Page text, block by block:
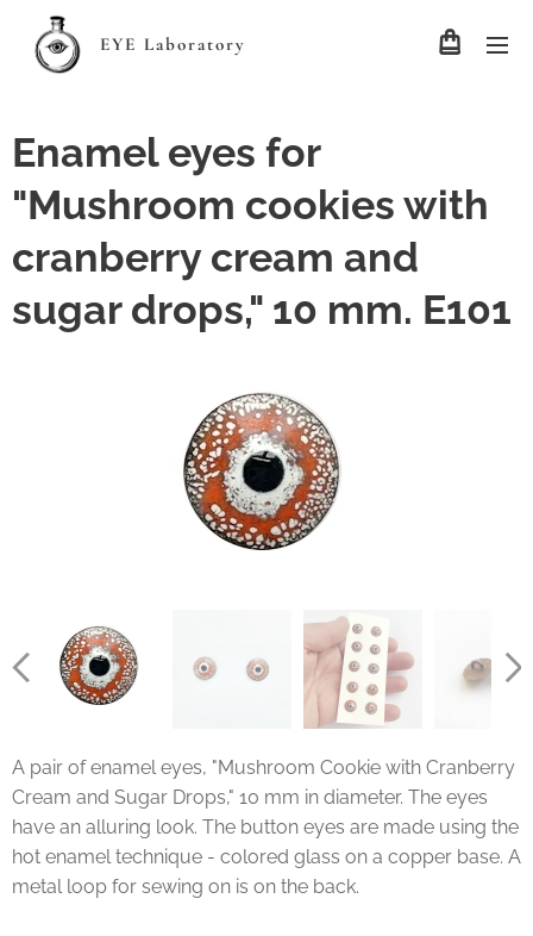
EYE Laboratory
Enamel eyes for
"Mushroom cookies with
cranberry cream and
sugar drops," 10 mm. E101
A pair of enamel eyes, "Mushroom Cookie with Cranberry
Cream and Sugar Drops," 10 mm in diameter. The eyes
have an alluring look. The button eyes are made using the
hot enamel technique - colored glass on a copper base. A
metal loop for sewing on is on the back.